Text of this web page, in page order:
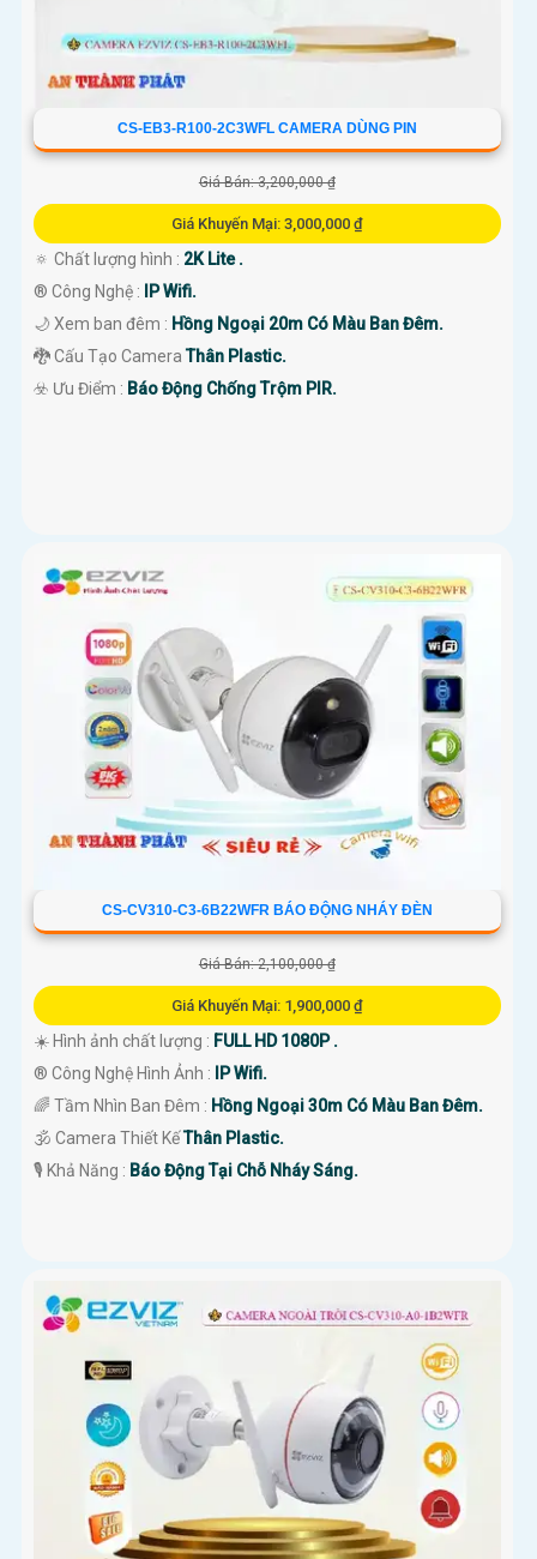
CS-EB3-R100-2C3WFL CAMERA DÙNG PIN
Giá Bán: 3,200,000 ₫
Giá Khuyến Mại: 3,000,000 ₫
🔅 Chất lượng hình : 2K Lite .
®️ Công Nghệ : IP Wifi.
🌙 Xem ban đêm : Hồng Ngoại 20m Có Màu Ban Đêm.
🐉️ Cấu Tạo CameraThân Plastic.
️☣️ Ưu Điểm : Báo Động Chống Trộm PIR.
CS-CV310-C3-6B22WFR BÁO ĐỘNG NHÁY ĐÈN
Giá Bán: 2,100,000 ₫
Giá Khuyến Mại: 1,900,000 ₫
☀️ Hình ảnh chất lượng : FULL HD 1080P .
®️ Công Nghệ Hình Ảnh :
IP Wifi.
🌈 Tầm Nhìn Ban Đêm : Hồng Ngoại 30m Có Màu Ban Đêm.
🕉️ Camera Thiết KếThân Plastic.
️🎙 Khả Năng : Báo Động Tại Chỗ Nháy Sáng.